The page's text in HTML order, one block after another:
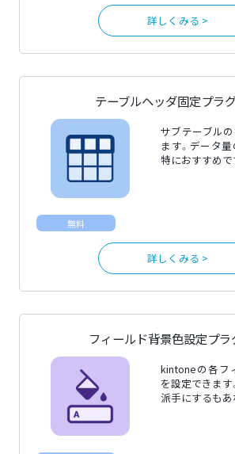
詳しくみる >
テーブルヘッダ固定プラ
サブテーブル
ます。データ
特におすすめで
無料
詳しくみる >
フィールド背景色設定プラ
kintoneの各フ
を設定できます
派手にするもあ